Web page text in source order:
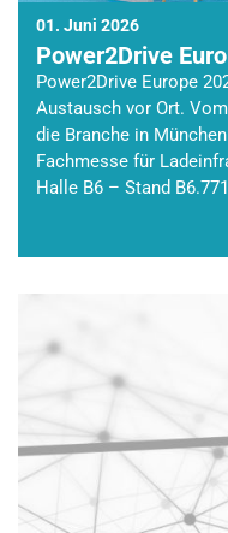
01. Juni 2026
Power2Drive
Power2Drive Europe
Austausch vor Ort.
die Branche in
Fachmesse für
Halle B6 – Stand B6.771